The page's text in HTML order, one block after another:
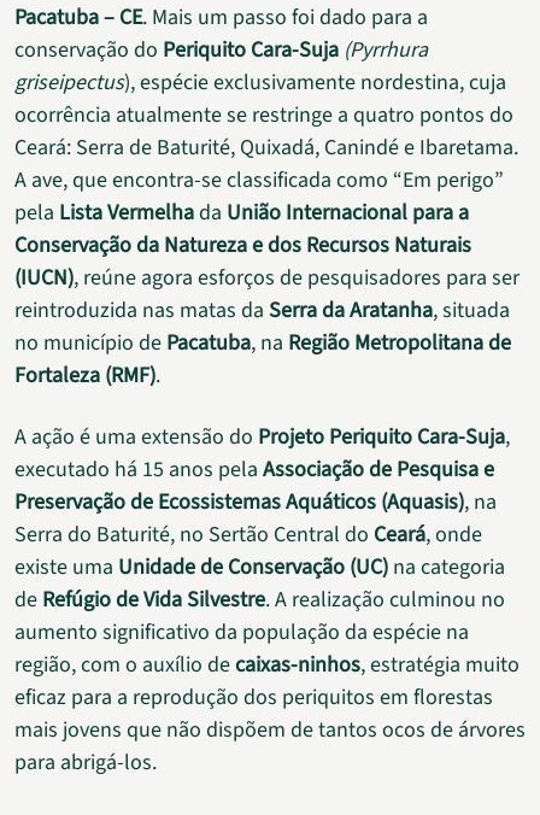
Pacatuba – CE. Mais um passo foi dado para a
conservação do Periquito Cara-Suja (Pyrrhura
griseipectus), espécie exclusivamente nordestina, cuja
ocorrência atualmente se restringe a quatro pontos do
Ceará: Serra de Baturité, Quixadá, Canindé e Ibaretama.
A ave, que encontra-se classificada como “Em perigo”
pela Lista Vermelhada União Internacional para a
Conservação da Natureza e dos Recursos Naturais
(IUCN), reúne agora esforços de pesquisadores para ser
reintroduzida nas matas da Serra da Aratanha, situada
no município de Pacatuba, na Região Metropolitana de
Fortaleza (RMF).
A ação é uma extensão do Projeto Periquito Cara-Suja,
executado há 15 anos pela Associação de Pesquisa e
Preservação de Ecossistemas Aquáticos (Aquasis), na
Serra do Baturité, no Sertão Central do Ceará, onde
existe uma Unidade de Conservação (UC) na categoria
de Refúgio de Vida Silvestre. A realização culminou no
aumento significativo da população da espécie na
região, com o auxílio decaixas-ninhos, estratégia muito
eficaz para a reprodução dos periquitos em florestas
mais jovens que não dispõem de tantos ocos de árvores
para abrigá-los.